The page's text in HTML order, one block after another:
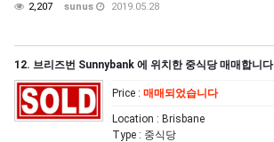
2,207 sunus 2019.05.28
12. 브리즈번 Sunnybank 에 위치한 중식당 매매합니다
Price : 매매되었습니다
Location : Brisbane
Type : 중식당